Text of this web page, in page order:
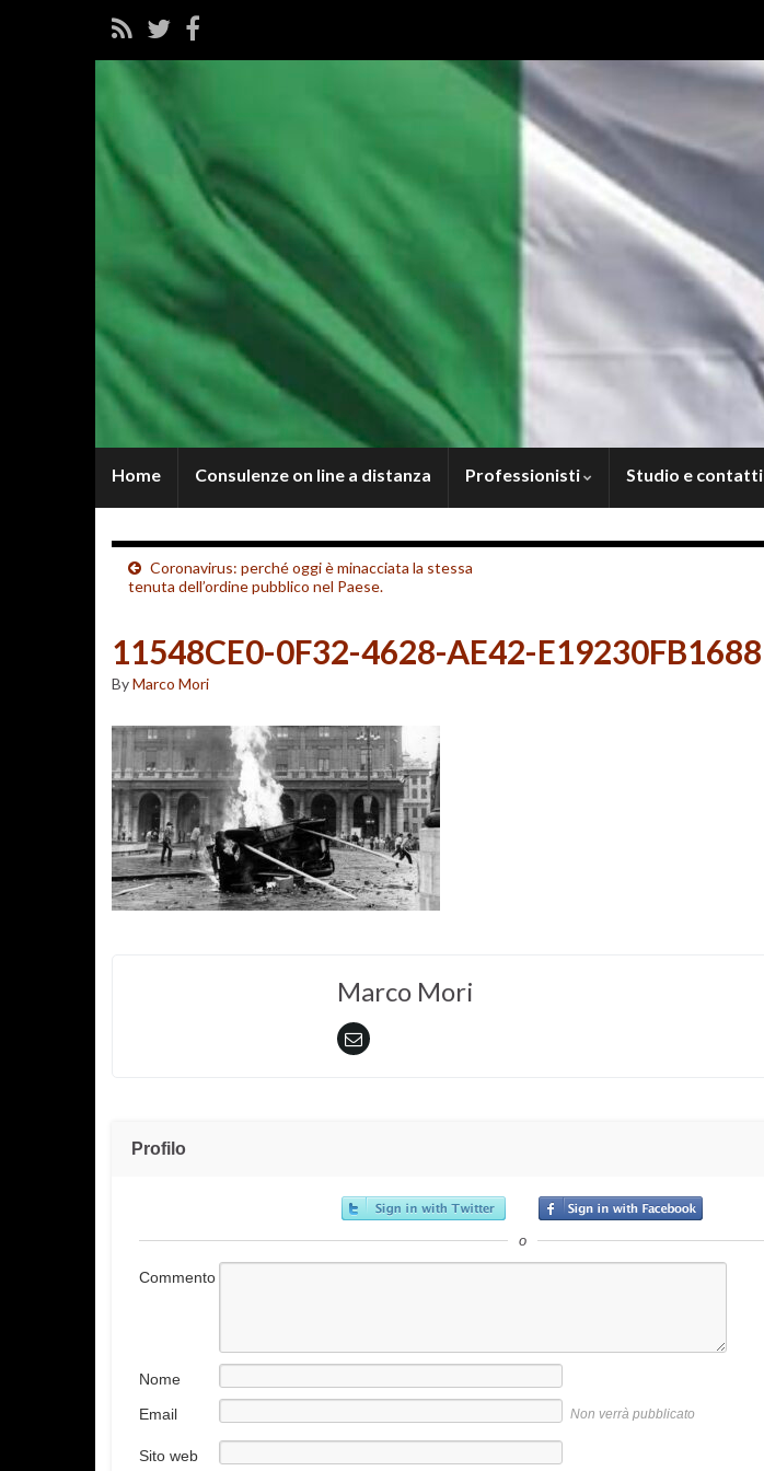
Home Consulenze on line a distanza Professionisti Studio e contatti
Coronavirus: perché oggi è minacciata la stessa
tenuta dell’ordine pubblico nel Paese.
11548CE0-0F32-4628-AE42-E19230FB1688
ByMarco Mori
Marco Mori
Profilo
o
Commento
Nome
Email
Non verrà pubblicato
Sito web